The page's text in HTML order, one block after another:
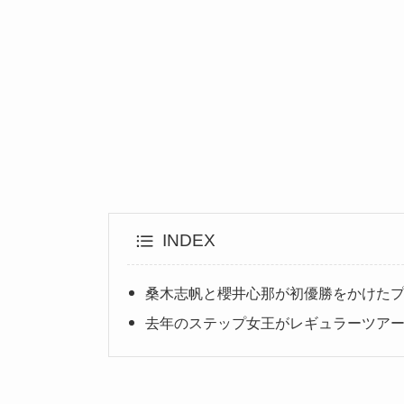
INDEX
桑木志帆と櫻井心那が初優勝をかけた
去年のステップ女王がレギュラーツア